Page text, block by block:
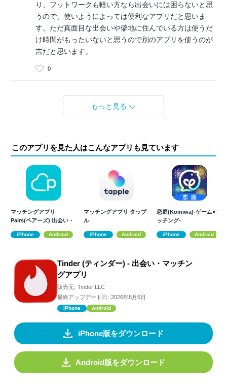
り、フットワークも軽い方なら出会いには困らないと思
うので、使いようによっては便利なアプリだと思いま
す。ただ真面目な出会いや僻地に住んでいる方は使うだ
け時間がもったいないと思うので別のアプリを使うのが
吉だと思います。
0
もっと見る
このアプリを見た人はこんなアプリも見ています
マッチングアプリ
Pairs(ペアーズ) 出会い・
iPhone Android
マッチングアプリ タップ
ル
iPhone Android
恋庭(Koiniwa)-ゲーム×マ
ッチング-
iPhone Android
Tinder (ティンダー) - 出会い・マッチン
グアプリ
販売元: Tinder LLC
最終アップデート日: 2026年8月6日
iPhone Android
iPhone版をダウンロード
Android版をダウンロード